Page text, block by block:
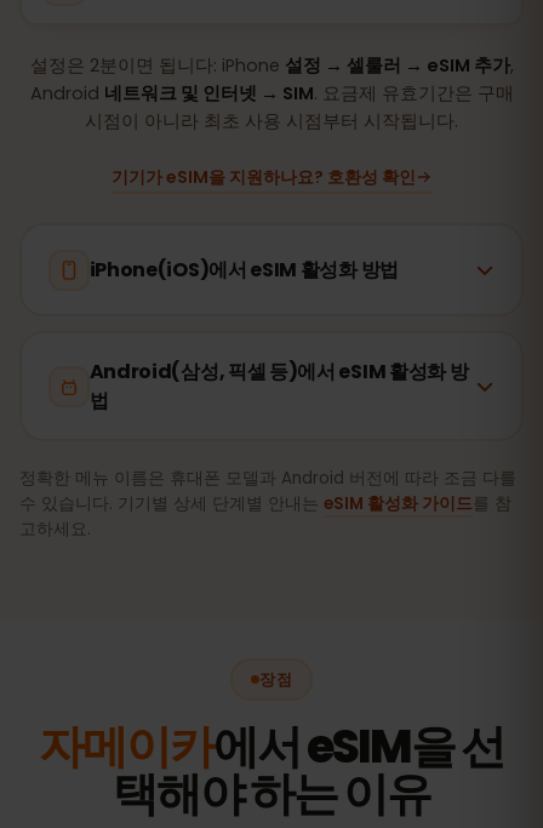
설정은 2분이면 됩니다: iPhone 설정 → 셀룰러 → eSIM 추가,
Android 네트워크 및 인터넷 → SIM. 요금제 유효기간은 구매
시점이 아니라 최초 사용 시점부터 시작됩니다.
기기가 eSIM을 지원하나요? 호환성 확인
iPhone(iOS)에서 eSIM 활성화 방법
Android(삼성, 픽셀 등)에서 eSIM 활성화 방
법
정확한 메뉴 이름은 휴대폰 모델과 Android 버전에 따라 조금 다를
수 있습니다. 기기별 상세 단계별 안내는 eSIM 활성화 가이드를 참
고하세요.
장점
자메이카에서 eSIM을 선
택해야 하는 이유